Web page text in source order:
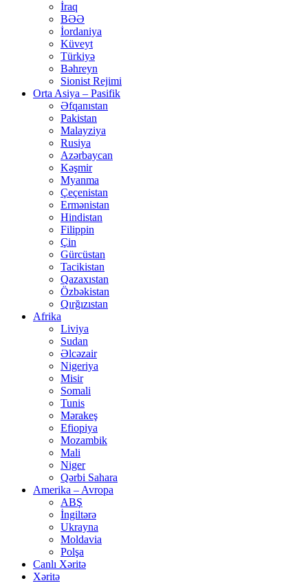
İraq
BƏƏ
İordaniya
Küveyt
Türkiyə
Bəhreyn
Sionist Rejimi
Orta Asiya – Pasifik
Əfqanıstan
Pakistan
Malayziya
Rusiya
Azərbaycan
Kəşmir
Myanma
Çeçenistan
Ermənistan
Hindistan
Filippin
Çin
Gürcüstan
Tacikistan
Qazaxıstan
Özbəkistan
Qırğızıstan
Afrika
Liviya
Sudan
Əlcəzair
Nigeriya
Misir
Somali
Tunis
Mərakeş
Efiopiya
Mozambik
Mali
Niger
Qərbi Sahara
Amerika – Avropa
ABŞ
İngiltərə
Ukrayna
Moldavia
Polşa
Canlı Xəritə
Xəritə